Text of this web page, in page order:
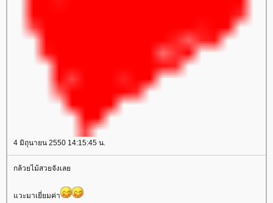
4 มิถุนายน 2550 14:15:45 น.
กล้วยไม้สวยจังเล
วะมาเยี่ยมค่า